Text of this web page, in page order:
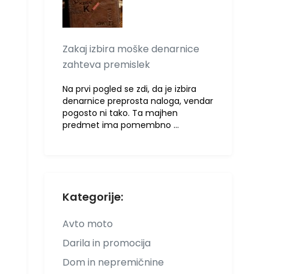
Zakaj izbira moške denarnice
zahteva premislek
Na prvi pogled se zdi, da je izbira
denarnice preprosta naloga, vendar
pogosto ni tako. Ta majhen
predmet ima pomembno …
Kategorije:
Avto moto
Darila in promocija
Dom in nepremičnine